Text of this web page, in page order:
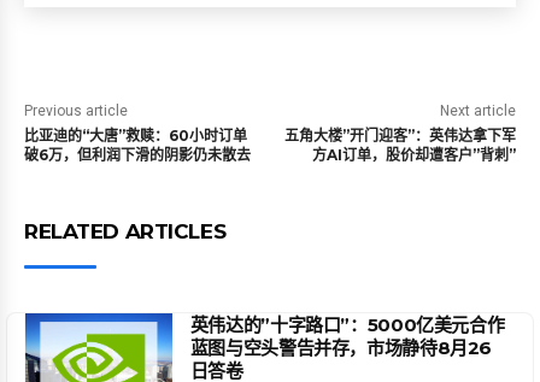
Previous article
比亚迪的“大唐”救赎：60小时订单
破6万，但利润下滑的阴影仍未散去
Next article
五角大楼”开门迎客”：英伟达拿下军
方AI订单，股价却遭客户”背刺”
RELATED ARTICLES
英伟达的”十字路口”：5000亿美元合作
蓝图与空头警告并存，市场静待8月26
日答卷